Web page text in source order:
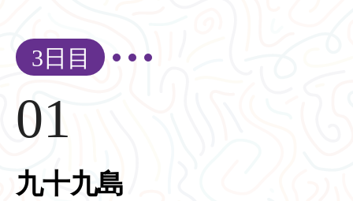
3日目
01
九十九島